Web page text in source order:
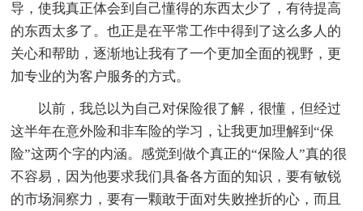
导，使我真正体会到自己懂得的东西太少了，有待提高
的东西太多了。也正是在平常工作中得到了这么多人的
关心和帮助，逐渐地让我有了一个更加全面的视野，更
加专业的为客户服务的方式。
以前，我总以为自己对保险很了解，很懂，但经过
这半年在意外险和非车险的学习，让我更加理解到“保
险”这两个字的内涵。感觉到做个真正的“保险人”真的很
不容易，因为他要求我们具备各方面的知识，要有敏锐
的市场洞察力，要有一颗敢于面对失败挫折的心，而且